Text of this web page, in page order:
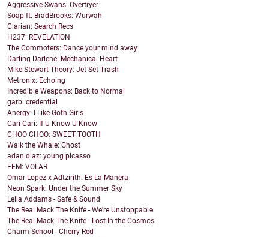
Aggressive Swans: Overtryer
Soap ft. BradBrooks: Wurwah
Clarian: Search Recs
H237: REVELATION
The Commoters: Dance your mind away
Darling Darlene: Mechanical Heart
Mike Stewart Theory: Jet Set Trash
Metronix: Echoing
Incredible Weapons: Back to Normal
garb: credential
Anergy: I Like Goth Girls
Cari Cari: If U Know U Know
CHOO CHOO: SWEET TOOTH
Walk the Whale: Ghost
adan diaz: young picasso
FEM: VOLAR
Omar Lopez x Adtzirith: Es La Manera
Neon Spark: Under the Summer Sky
Leila Addams - Safe & Sound
The Real Mack The Knife - We're Unstoppable
The Real Mack The Knife - Lost In the Cosmos
Charm School - Cherry Red